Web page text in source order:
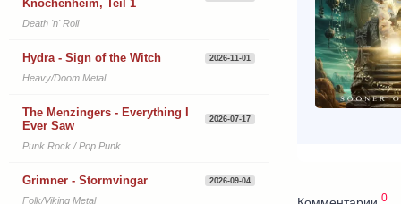
0
Knochenheim, Teil 1
Death 'n' Roll
Hydra - Sign of the Witch 2026-11-01
Heavy/Doom Metal
The Menzingers - Everything I
Ever Saw
2026-07-17
Punk Rock / Pop Punk
Grimner - Stormvingar 2026-09-04
Folk/Viking Metal